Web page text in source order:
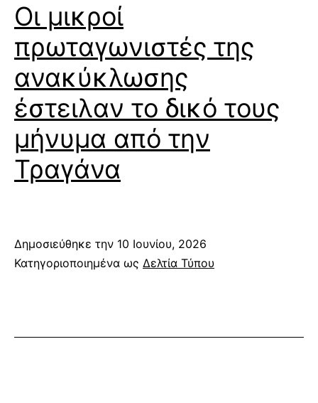
Οι μικροί
πρωταγωνιστές της
ανακύκλωσης
έστειλαν το δικό τους
μήνυμα από την
Τραγάνα
Δημοσιεύθηκε την 10 Ιουνίου, 2026
Κατηγοριοποιημένα ως Δελτία Τύπου